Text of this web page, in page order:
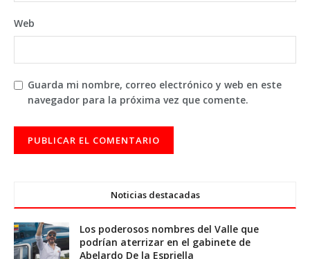
Web
Guarda mi nombre, correo electrónico y web en este
navegador para la próxima vez que comente.
Noticias destacadas
Los poderosos nombres del Valle que
podrían aterrizar en el gabinete de
Abelardo De la Espriella